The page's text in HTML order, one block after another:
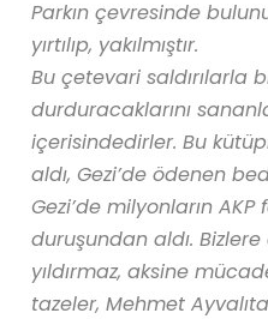
Parkın çevresinde
yırtılıp, yakılmıştır.
Bu çetevari saldırılarla
durduracaklarını
içerisindedirler. Bu
aldı, Gezi’de ödenen
Gezi’de milyonların AKP
duruşundan aldı.
yıldırmaz, aksine
tazeler, Mehmet